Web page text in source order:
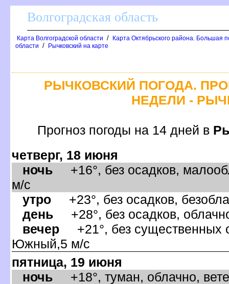
олгоградская область
Карта Волгоградской области /
Карта Октябрьского района. Большая
области / Рычковский на карте
РЫЧКОВСКИЙ ПОГОДА.
НЕДЕЛИ -
Прогноз погоды на 14 дней
четверг, 18 июня
ночь +16°, без осадков,
м/с
утро +23°, без осадков,
день +28°, без осадков,
ечер +21°, без существенных
Южный,5 м/с
пятница, 19 июня
ночь +18°, туман, облачно,